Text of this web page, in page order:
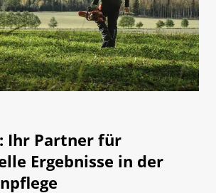
Ihr Partner für
Ergebnisse in der